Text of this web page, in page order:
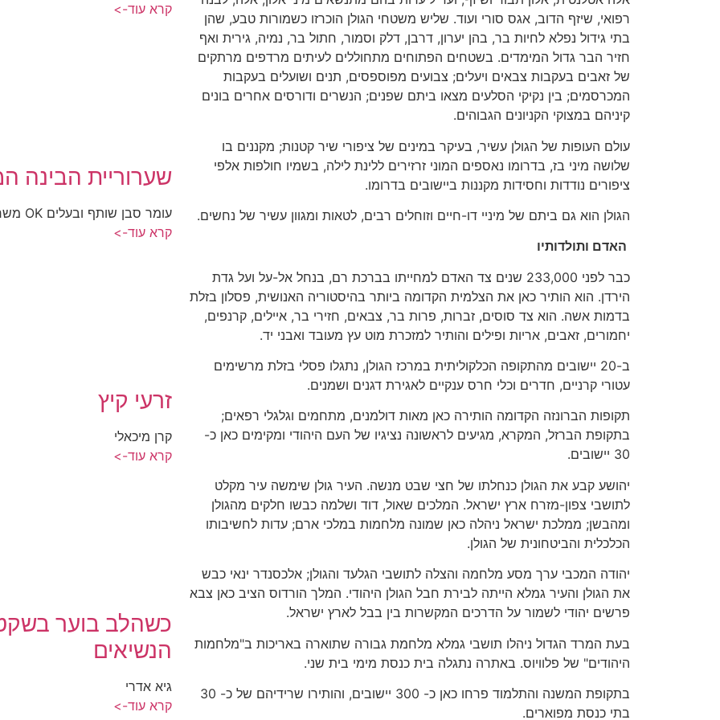
רפואי, שיזף הדוב, אגס סורי ועוד. שליש משטחי הגולן הוכרזו כשמורות טבע, שהן
בתי גידול נפלא לחיות בר, בהן יערון, דרבן, דלק וסמור, חתול בר, נמיה, גירית ואף
חזיר הבר גדול המימדים. בשטחים הפתוחים מתחוללים לעיתים מרדפים מרתקים
של זאבים בעקבות צבאים ויעלים; צבועים מפוספסים, תנים ושועלים בעקבות
המכרסמים; בין נקיקי הסלעים מצאו ביתם שפנים; הנשרים ודורסים אחרים בונים
קיניהם במצוקי הקניונים הגבוהים.
עולם העופות של הגולן עשיר, בעיקר במינים של ציפורי שיר קטנות; מקננים בו
שלושה מיני בז, בדרומו נאספים המוני זרזירים ללינת לילה, בשמיו חולפות אלפי
ציפורים נודדות וחסידות מקננות ביישובים בדרומו.
הגולן הוא גם ביתם של מיניי דו-חיים וזוחלים רבים, לטאות ומגוון עשיר של נחשים.
האדם ותולדותיו
כבר לפני 233,000 שנים צד האדם למחייתו בברכת רם, בנחל אל-על ועל גדת
הירדן. הוא הותיר כאן את הצלמית הקדומה ביותר בהיסטוריה האנושית, פסלון בזלת
בדמות אשה. הוא צד סוסים, זברות, פרות בר, צבאים, חזירי בר, איילים, קרנפים,
יחמורים, זאבים, אריות ופילים והותיר למזכרת מוט עץ מעובד ואבני יד.
ב-20 יישובים מהתקופה הכלקוליתית במרכז הגולן, נתגלו פסלי בזלת מרשימים
עטורי קרניים, חדרים וכלי חרס ענקיים לאגירת דגנים ושמנים.
תקופות הברונזה הקדומה הותירה כאן מאות דולמנים, מתחמים וגלגלי רפאים;
בתקופת הברזל, המקרא, מגיעים לראשונה נציגיו של העם היהודי ומקימים כאן כ-
30 יישובים.
יהושע קבע את הגולן כנחלתו של חצי שבט מנשה. העיר גולן שימשה עיר מקלט
לתושבי צפון-מזרח ארץ ישראל. המלכים שאול, דוד ושלמה כבשו חלקים מהגולן
ומהבשן; ממלכת ישראל ניהלה כאן שמונה מלחמות במלכי ארם; עדות לחשיבותו
הכלכלית והביטחונית של הגולן.
יהודה המכבי ערך מסע מלחמה והצלה לתושבי הגלעד והגולן; אלכסנדר ינאי כבש
את הגולן והעיר גמלא הייתה לבירת חבל הגולן היהודי. המלך הורדוס הציב כאן צבא
פרשים יהודי לשמור על הדרכים המקשרות בין בבל לארץ ישראל.
בעת המרד הגדול ניהלו תושבי גמלא מלחמת גבורה שתוארה באריכות ב"מלחמות
היהודים" של פלוויוס. באתרה נתגלה בית כנסת מימי בית שני.
בתקופת המשנה והתלמוד פרחו כאן כ- 300 יישובים, והותירו שרידיהם של כ- 30
בתי כנסת מפוארים.
קרא עוד->
שערוריית הבינה
עומר סבן שותף ובעלים OK משרד פרסום, קיבוץ כפר חרוב
קרא עוד->
זרעי קיץ
קרן מיכאלי
קרא עוד->
כשהלב בוער
הנשיאים
גיא אדרי
קרא עוד->